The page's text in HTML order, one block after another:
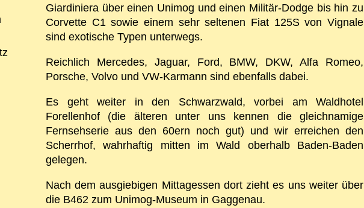
Giardiniera über einen Unimog und einen Militär-Dodge bis hin zu
Corvette C1 sowie einem sehr seltenen Fiat 125S von Vignale
sind exotische Typen unterwegs.
Reichlich Mercedes, Jaguar, Ford, BMW, DKW, Alfa Romeo,
Porsche, Volvo und VW-Karmann sind ebenfalls dabei.
Es geht weiter in den Schwarzwald, vorbei am Waldhotel
Forellenhof (die älteren unter uns kennen die gleichnamige
Fernsehserie aus den 60ern noch gut) und wir erreichen den
Scherrhof, wahrhaftig mitten im Wald oberhalb Baden-Baden
gelegen.
Nach dem ausgiebigen Mittagessen dort zieht es uns weiter über
die B462 zum Unimog-Museum in Gaggenau.